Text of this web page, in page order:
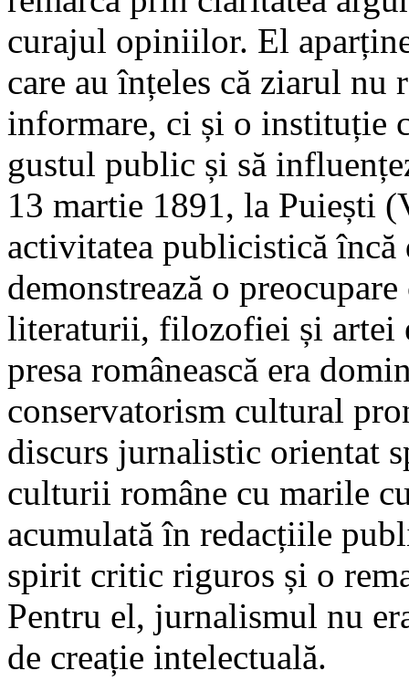
curajul opiniilor. El
care au înțeles că ziarul nu
informare, ci și o instituție
gustul public și să
13 martie 1891, la Puiești
activitatea publicistică
demonstrează o
literaturii, filozofiei și artei
presa românească era
conservatorism cultural
discurs jurnalistic orientat
culturii române cu marile
acumulată în redacțiile
spirit critic riguros și o
Pentru el, jurnalismul nu
de creație intelectuală.